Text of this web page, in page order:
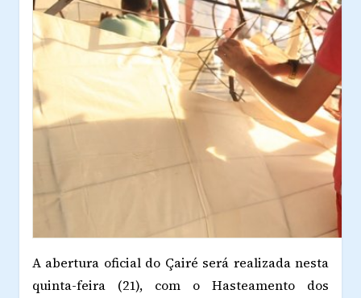
A abertura oficial do Çairé será realizada nesta
quinta-feira (21), com o Hasteamento dos